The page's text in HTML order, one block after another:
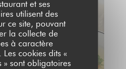
et ses
utilisent des
ce site, pouvant
la collecte de
à caractère
Les cookies dits «
» sont obligatoires